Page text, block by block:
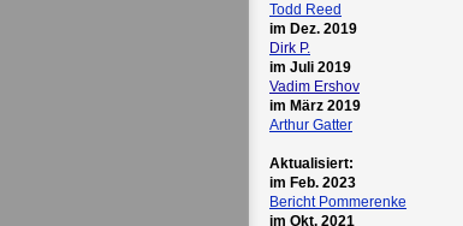
Todd Reed
im Dez. 2019
Dirk P.
im Juli 2019
Vadim Ershov
im März 2019
Arthur Gatter
Aktualisiert:
im Feb. 2023
Bericht Pommerenke
im Okt. 2021